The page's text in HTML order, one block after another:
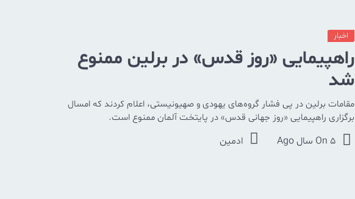
اخبار
راهپیمایی «روز قدس»‌ در برلین ممنوع
شد
مقامات برلین در پی فشار گروه‌های یهودی و صهیونیستی، اعلام کردند که امسال
برگزاری راهپیمایی «روز جهانی قدس» در پایتخت آلمان ممنوع است.
On 5 سال Ago ادمین